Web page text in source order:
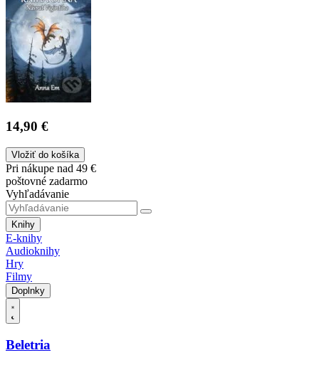
14,90 €
Vložiť do košíka
Pri nákupe nad 49 €
poštovné zadarmo
Vyhľadávanie
Knihy
E-knihy
Audioknihy
Hry
Filmy
Doplnky
Beletria